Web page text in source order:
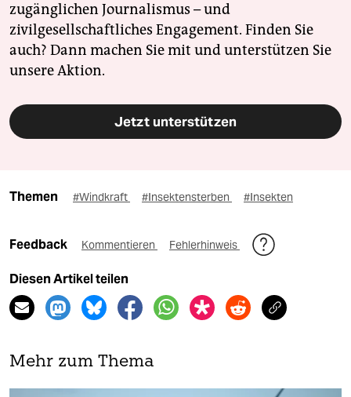
zugänglichen Journalismus – und
zivilgesellschaftliches Engagement. Finden Sie
auch? Dann machen Sie mit und unterstützen Sie
unsere Aktion.
Jetzt unterstützen
Themen #Windkraft #Insektensterben #Insekten
Feedback Kommentieren Fehlerhinweis
Diesen Artikel teilen
Mehr zum Thema